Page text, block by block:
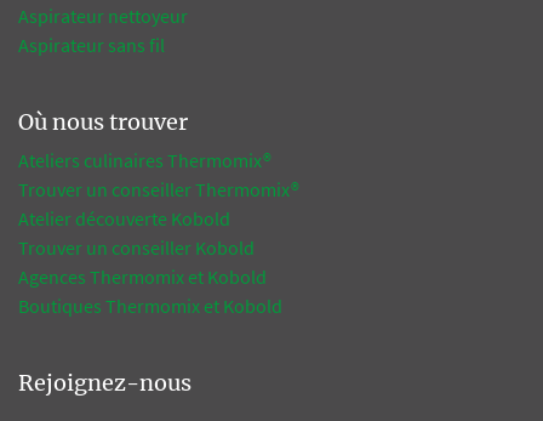
Aspirateur nettoyeur
Aspirateur sans fil
Où nous trouver
Ateliers culinaires Thermomix®
Trouver un conseiller Thermomix®
Atelier découverte Kobold
Trouver un conseiller Kobold
Agences Thermomix et Kobold
Boutiques Thermomix et Kobold
Rejoignez-nous